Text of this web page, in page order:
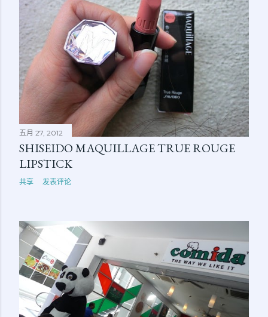
五月 27, 2012
SHISEIDO MAQUILLAGE TRUE ROUGE
LIPSTICK
共享 发表评论